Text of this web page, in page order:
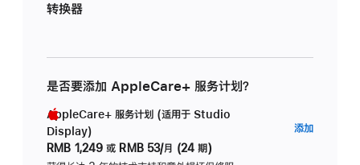
转换器
是否要添加 AppleCare+ 服务计划？
AppleCare+ 服务计划 (适用于 Studio
Display)
RMB 1,249 或 RMB 53/月 (24 期)
添加